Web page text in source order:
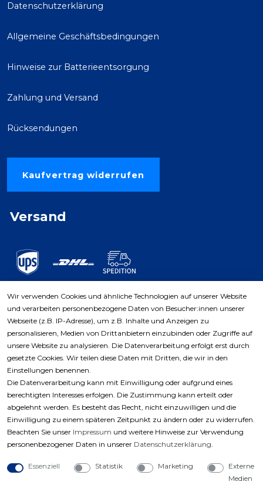
Datenschutzerklärung
Allgemeine Geschäftsbedingungen
Hinweise zur Batterieentsorgung
Zahlung und Versand
Rücksendungen
Kaufvertrag widerrufen
Versand
Zahlungsarten
Wir verwenden Cookies und ähnliche Technologien auf unserer Website
und verarbeiten personenbezogene Daten von Besucher:innen unserer
Webseite (z.B. IP-Adresse), um z.B. Inhalte und Anzeigen zu
personalisieren, Medien von Drittanbietern einzubinden oder Zugriffe auf
unsere Website zu analysieren. Die Datenverarbeitung erfolgt erst durch
gesetzte Cookies. Wir teilen diese Daten mit Dritten, die wir in den
Einstellungen benennen.
Die Datenverarbeitung kann mit Einwilligung oder aufgrund eines
berechtigten Interesses erfolgen. Die Zustimmung kann erteilt oder
abgelehnt werden. Es besteht das Recht, nicht einzuwilligen und die
Einwilligung zu einem späteren Zeitpunkt zu ändern oder zu widerrufen.
Beachten Sie unser Impressum und weitere Hinweise zur Verwendung
personenbezogener Daten in unserer Daten­schutz­erklärung.
Essenziell Statistik Marketing
Externe
Medien